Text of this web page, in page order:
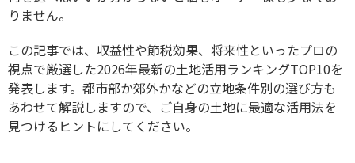
りません。
この記事では、収益性や節税効果、将来性といったプロの
視点で厳選した2026年最新の土地活用ランキングTOP10を
発表します。都市部か郊外かなどの立地条件別の選び方も
あわせて解説しますので、ご自身の土地に最適な活用法を
見つけるヒントにしてください。